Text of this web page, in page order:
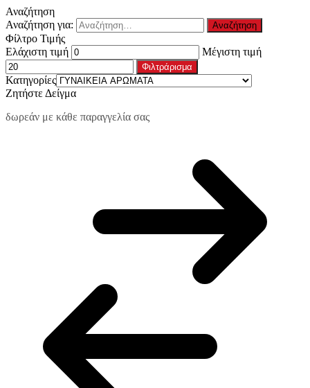
Αναζήτηση
Αναζήτηση για:
Φίλτρο Τιμής
Ελάχιστη τιμή
Μέγιστη τιμή
Φιλτράρισμα
Κατηγορίες
Ζητήστε Δείγμα
δωρεάν με κάθε παραγγελία σας